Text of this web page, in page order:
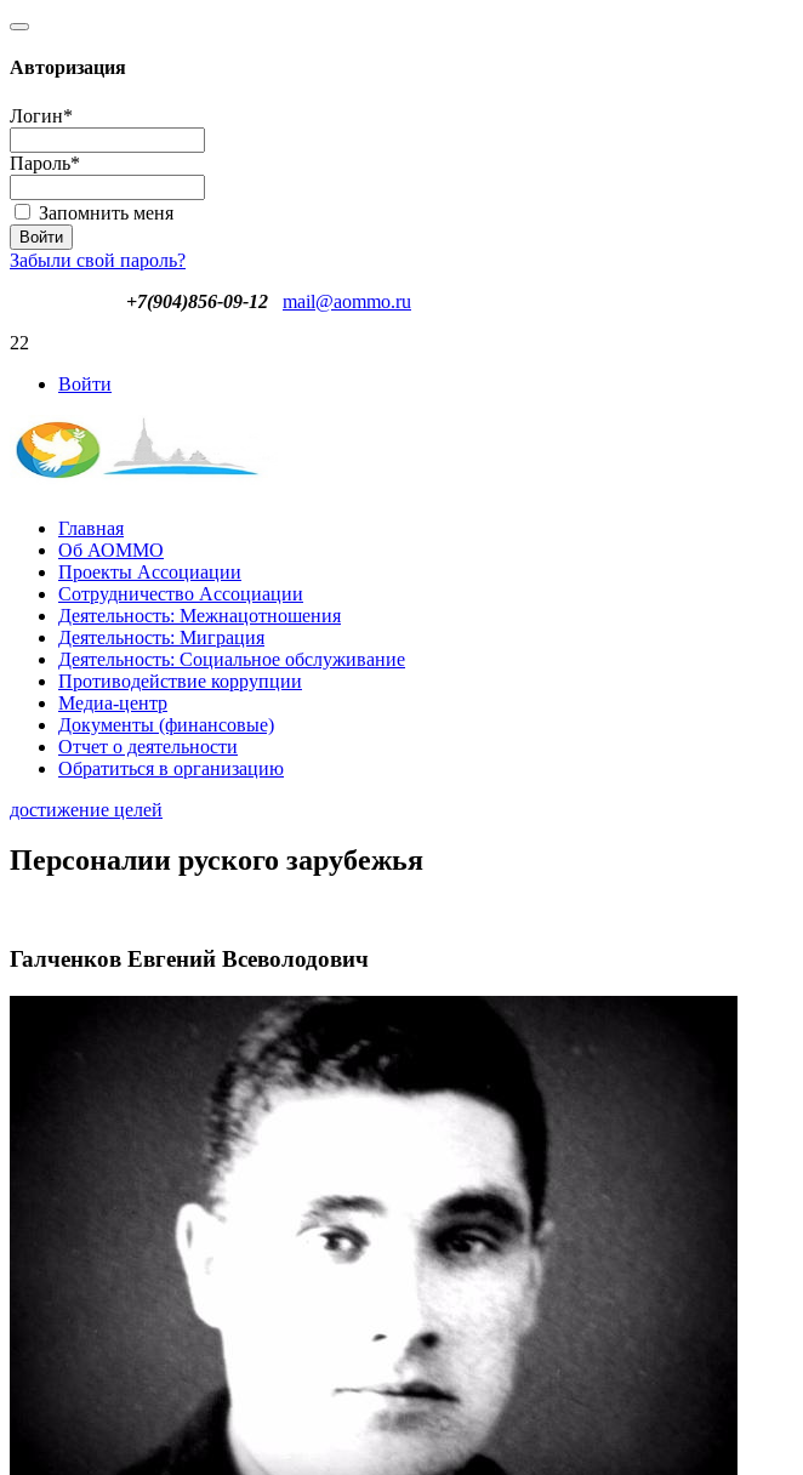
Авторизация
Логин*
Пароль*
Запомнить меня
Забыли свой пароль?
+7(904)856-09-12
mail@aommo.ru
22
Войти
Главная
Об АОММО
Проекты Ассоциации
Сотрудничество Ассоциации
Деятельность: Межнацотношения
Деятельность: Миграция
Деятельность: Социальное обслуживание
Противодействие коррупции
Медиа-центр
Документы (финансовые)
Отчет о деятельности
Обратиться в организацию
достижение целей
Персоналии руского зарубежья
Галченков Евгений Всеволодович